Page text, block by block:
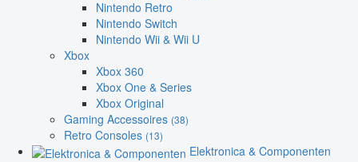
Nintendo Retro
Nintendo Switch
Nintendo Wii & Wii U
Xbox
Xbox 360
Xbox One & Series
Xbox Original
Gaming Accessoires (38)
Retro Consoles (13)
Elektronica & Componenten